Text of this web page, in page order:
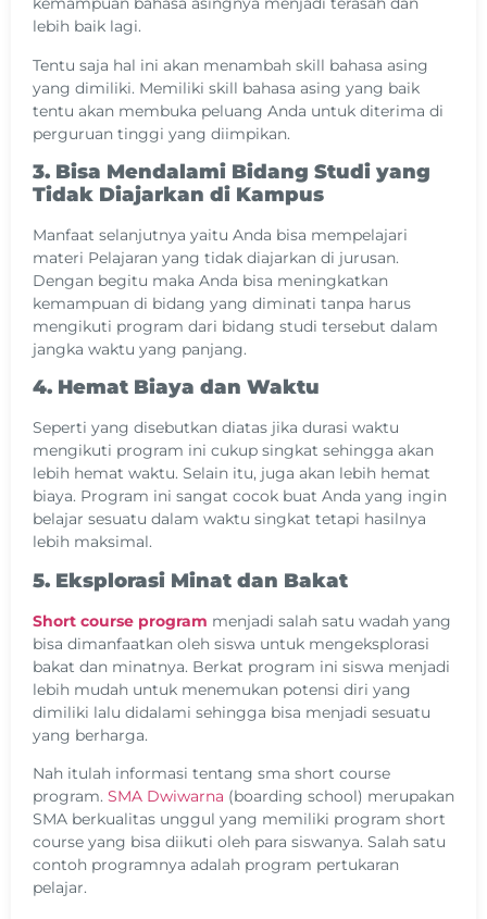
lebih baik lagi.
Tentu saja hal ini akan menambah skill bahasa asing
yang dimiliki. Memiliki skill bahasa asing yang baik
tentu akan membuka peluang Anda untuk diterima di
perguruan tinggi yang diimpikan.
3. Bisa Mendalami Bidang Studi yang
Tidak Diajarkan di Kampus
Manfaat selanjutnya yaitu Anda bisa mempelajari
materi Pelajaran yang tidak diajarkan di jurusan.
Dengan begitu maka Anda bisa meningkatkan
kemampuan di bidang yang diminati tanpa harus
mengikuti program dari bidang studi tersebut dalam
jangka waktu yang panjang.
4. Hemat Biaya dan Waktu
Seperti yang disebutkan diatas jika durasi waktu
mengikuti program ini cukup singkat sehingga akan
lebih hemat waktu. Selain itu, juga akan lebih hemat
biaya. Program ini sangat cocok buat Anda yang ingin
belajar sesuatu dalam waktu singkat tetapi hasilnya
lebih maksimal.
5. Eksplorasi Minat dan Bakat
Short course program menjadi salah satu wadah yang
bisa dimanfaatkan oleh siswa untuk mengeksplorasi
bakat dan minatnya. Berkat program ini siswa menjadi
lebih mudah untuk menemukan potensi diri yang
dimiliki lalu didalami sehingga bisa menjadi sesuatu
yang berharga.
Nah itulah informasi tentang sma short course
program. SMA Dwiwarna (boarding school) merupakan
SMA berkualitas unggul yang memiliki program short
course yang bisa diikuti oleh para siswanya. Salah satu
contoh programnya adalah program pertukaran
pelajar.